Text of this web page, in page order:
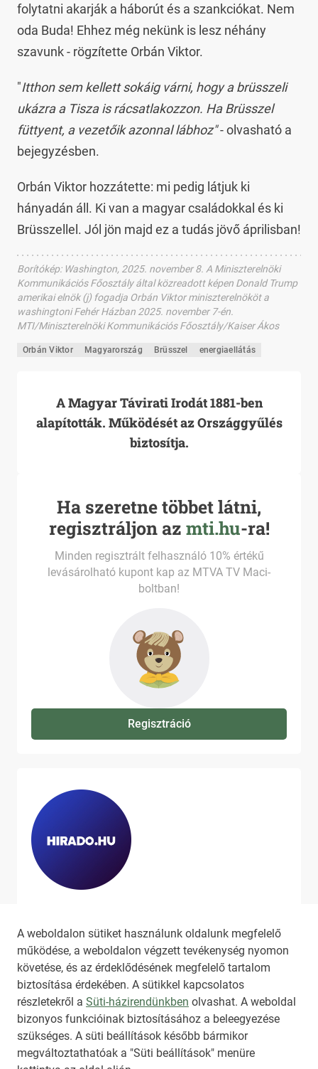
A weboldalon sütiket használunk oldalunk megfelelő
működése, a weboldalon végzett tevékenység nyomon
követése, és az érdeklődésének megfelelő tartalom
biztosítása érdekében. A sütikkel kapcsolatos
részletekről a Süti-házirendünkben olvashat. A weboldal
bizonyos funkcióinak biztosításához a beleegyezése
szükséges. A süti beállítások később bármikor
megváltoztathatóak a "Süti beállítások" menüre
folytatni akarják a háborút és a szankciókat. Nem
oda Buda! Ehhez még nekünk is lesz néhány
szavunk - rögzítette Orbán Viktor.
"Itthon sem kellett sokáig várni, hogy a brüsszeli
ukázra a Tisza is rácsatlakozzon. Ha Brüsszel
füttyent, a vezetőik azonnal lábhoz"- olvasható a
bejegyzésben.
Orbán Viktor hozzátette: mi pedig látjuk ki
hányadán áll. Ki van a magyar családokkal és ki
Brüsszellel. Jól jön majd ez a tudás jövő áprilisban!
Borítókép: Washington, 2025. november 8. A Miniszterelnöki
Kommunikációs Főosztály által közreadott képen Donald Trump
amerikai elnök (j) fogadja Orbán Viktor miniszterelnököt a
washingtoni Fehér Házban 2025. november 7-én.
MTI/Miniszterelnöki Kommunikációs Főosztály/Kaiser Ákos
Orbán Viktor Magyarország Brüsszel energiaellátás
A Magyar Távirati Irodát 1881-ben
alapították. Működését az Országgyűlés
biztosítja.
Ha szeretne többet látni,
regisztráljon az mti.hu-ra!
Minden regisztrált felhasználó 10% értékű
levásárolható kupont kap az MTVA TV Maci-
boltban!
Regisztráció
látni, látogassa meg ahirado.hu
oldalát!
HIRADO.HU MEDIAKLIKK.HU
M4SPORT.HU NEMZETISPORT.HU